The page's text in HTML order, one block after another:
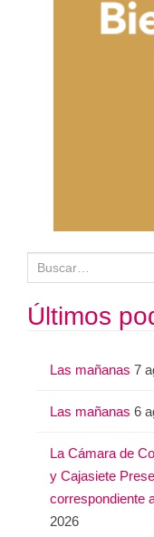
u
sÚltimos
Las mañanas 7
Las mañanas 6
La Cámara de
y Cajasiete
correspondiente
2026